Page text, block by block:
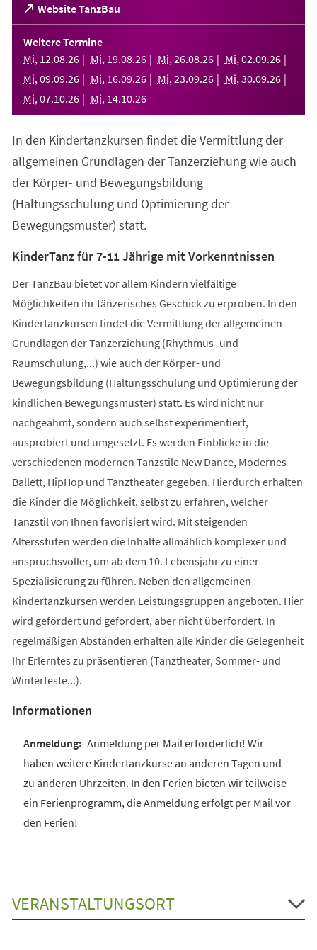
Website TanzBau
(Öffnet
in
einem
neuen
Tab)
Weitere Termine
Mi, 12.08.26 Mi, 19.08.26 Mi, 26.08.26 Mi, 02.09.26
Mi, 09.09.26 Mi, 16.09.26 Mi, 23.09.26 Mi, 30.09.26
Mi, 07.10.26 Mi, 14.10.26
In den Kindertanzkursen findet die Vermittlung der
allgemeinen Grundlagen der Tanzerziehung wie auch
der Körper- und Bewegungsbildung
(Haltungsschulung und Optimierung der
Bewegungsmuster) statt.
KinderTanz für 7-11 Jährige mit Vorkenntnissen
Der TanzBau bietet vor allem Kindern vielfältige
Möglichkeiten ihr tänzerisches Geschick zu erproben. In den
Kindertanzkursen findet die Vermittlung der allgemeinen
Grundlagen der Tanzerziehung (Rhythmus- und
Raumschulung,...) wie auch der Körper- und
Bewegungsbildung (Haltungsschulung und Optimierung der
kindlichen Bewegungsmuster) statt. Es wird nicht nur
nachgeahmt, sondern auch selbst experimentiert,
ausprobiert und umgesetzt. Es werden Einblicke in die
verschiedenen modernen Tanzstile New Dance, Modernes
Ballett, HipHop und Tanztheater gegeben. Hierdurch erhalten
die Kinder die Möglichkeit, selbst zu erfahren, welcher
Tanzstil von Ihnen favorisiert wird. Mit steigenden
Altersstufen werden die Inhalte allmählich komplexer und
anspruchsvoller, um ab dem 10. Lebensjahr zu einer
Spezialisierung zu führen. Neben den allgemeinen
Kindertanzkursen werden Leistungsgruppen angeboten. Hier
wird gefördert und gefordert, aber nicht überfordert. In
regelmäßigen Abständen erhalten alle Kinder die Gelegenheit
Ihr Erlerntes zu präsentieren (Tanztheater, Sommer- und
Winterfeste...).
Informationen
Anmeldung per Mail erforderlich! Wir
haben weitere Kindertanzkurse an anderen Tagen und
zu anderen Uhrzeiten. In den Ferien bieten wir teilweise
ein Ferienprogramm, die Anmeldung erfolgt per Mail vor
den Ferien!
VERANSTALTUNGSORT